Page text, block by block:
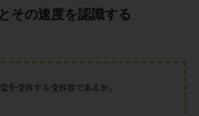
その速度を認識する